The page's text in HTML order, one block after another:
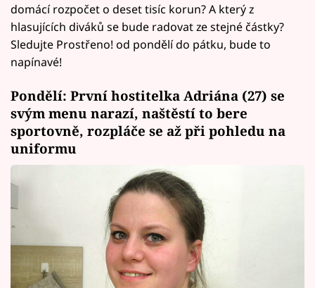
domácí rozpočet o deset tisíc korun? A který z
hlasujících diváků se bude radovat ze stejné částky?
Sledujte Prostřeno! od pondělí do pátku, bude to
napínavé!
Pondělí: První hostitelka Adriána (27) se
svým menu narazí, naštěstí to bere
sportovně, rozpláče se až při pohledu na
uniformu